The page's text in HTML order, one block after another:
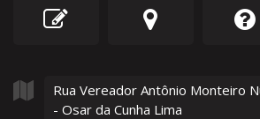
Rua Vereador Antônio Monteiro
- Osar da Cunha Lima